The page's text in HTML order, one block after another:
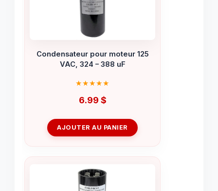
Condensateur pour moteur 125
VAC, 324 – 388 uF
6.99 $
AJOUTER AU PANIER